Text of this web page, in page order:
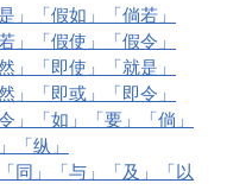
」「假如」「倘若」
」「假使」「假令」
」「即使」「就是」
」「即或」「即令」
」「如」「要」「倘」
「纵」
同」「与」「及」「以